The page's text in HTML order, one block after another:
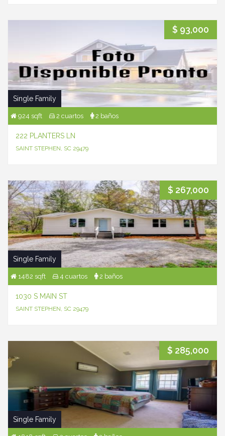
$ 93,000
Single Family
924 sqft 2 cuartos 2 baños
222 PLANTERS LN
SAINT STEPHEN, SC 29479
$ 267,000
Single Family
1482 sqft 4 cuartos 2 baños
1030 S MAIN ST
SAINT STEPHEN, SC 29479
$ 285,000
Single Family